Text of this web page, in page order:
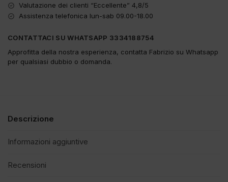
Valutazione dei clienti “Eccellente” 4,8/5
Assistenza telefonica lun-sab 09.00-18.00
CONTATTACI SU WHATSAPP 3334188754
Approfitta della nostra esperienza, contatta Fabrizio su Whatsapp
per qualsiasi dubbio o domanda.
Descrizione
Informazioni aggiuntive
Recensioni